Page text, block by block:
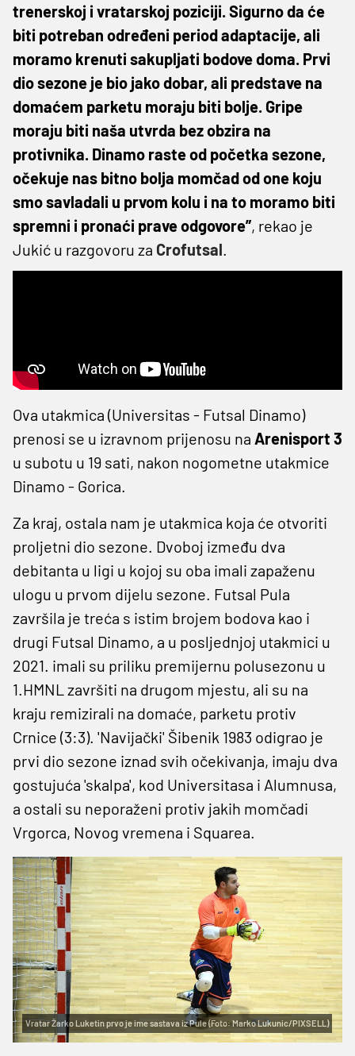
trenerskoj i vratarskoj poziciji. Sigurno da će
biti potreban određeni period adaptacije, ali
moramo krenuti sakupljati bodove doma. Prvi
dio sezone je bio jako dobar, ali predstave na
domaćem parketu moraju biti bolje. Gripe
moraju biti naša utvrda bez obzira na
protivnika. Dinamo raste od početka sezone,
očekuje nas bitno bolja momčad od one koju
smo savladali u prvom kolu i na to moramo biti
spremni i pronaći prave odgovore”, rekao je
Jukić u razgovoru za Crofutsal.
Ova utakmica (Universitas - Futsal Dinamo)
prenosi se u izravnom prijenosu na Arenisport 3
u subotu u 19 sati, nakon nogometne utakmice
Dinamo - Gorica.
Za kraj, ostala nam je utakmica koja će otvoriti
proljetni dio sezone. Dvoboj između dva
debitanta u ligi u kojoj su oba imali zapaženu
ulogu u prvom dijelu sezone. Futsal Pula
završila je treća s istim brojem bodova kao i
drugi Futsal Dinamo, a u posljednjoj utakmici u
2021. imali su priliku premijernu polusezonu u
1.HMNL završiti na drugom mjestu, ali su na
kraju remizirali na domaće, parketu protiv
Crnice (3:3). 'Navijački' Šibenik 1983 odigrao je
prvi dio sezone iznad svih očekivanja, imaju dva
gostujuća 'skalpa', kod Universitasa i Alumnusa,
a ostali su neporaženi protiv jakih momčadi
Vrgorca, Novog vremena i Squarea.
Vratar Žarko Luketin prvo je ime sastava iz Pule (Foto: Marko Lukunic/PIXSELL)